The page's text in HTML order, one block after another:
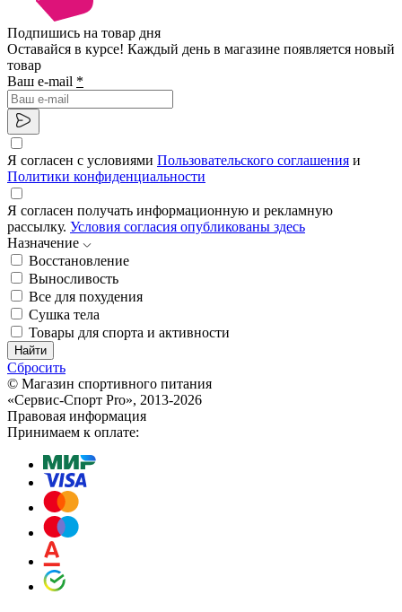
Подпишись на товар дня
Оставайся в курсе! Каждый день в магазине появляется новый
товар
Ваш e-mail *
Я согласен с условиями Пользовательского соглашения и
Политики конфиденциальности
Я согласен получать информационную и рекламную
рассылку. Условия согласия опубликованы здесь
Назначение
Восстановление
Выносливость
Все для похудения
Сушка тела
Товары для спорта и активности
Найти
Сбросить
© Магазин спортивного питания
«Сервис-Спорт Pro», 2013-2026
Правовая информация
Принимаем к оплате: